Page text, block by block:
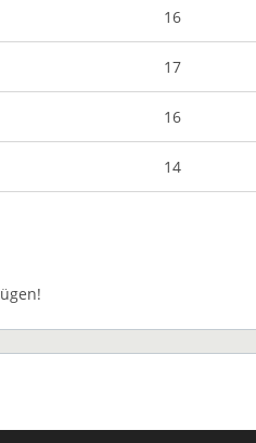
16
17
16
14